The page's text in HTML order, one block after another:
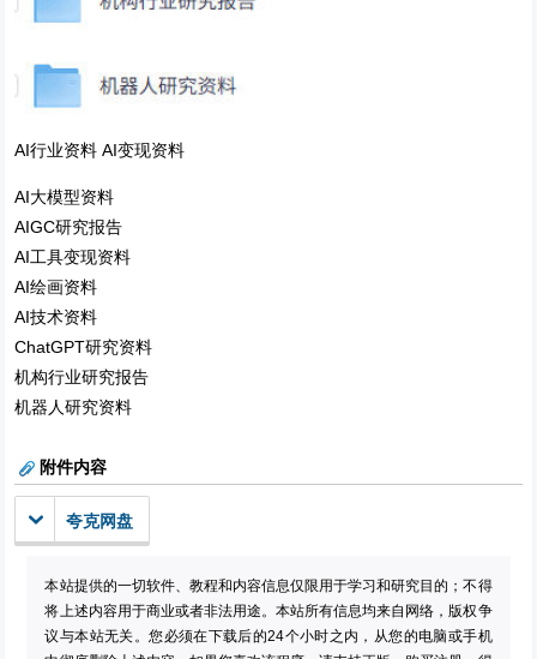
AI行业资料 AI变现资料
AI大模型资料
AIGC研究报告
AI工具变现资料
AI绘画资料
AI技术资料
ChatGPT研究资料
机构行业研究报告
机器人研究资料
附件内容
夸克网盘
本站提供的一切软件、教程和内容信息仅限用于学习和研究目的；不得
将上述内容用于商业或者非法用途。本站所有信息均来自网络，版权争
议与本站无关。您必须在下载后的24个小时之内，从您的电脑或手机